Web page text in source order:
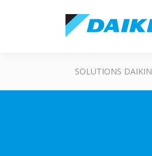
SOLUTIONS DAIKIN